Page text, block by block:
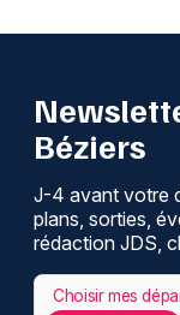
Béziers
J-4 avant votre
plans, sorties,
rédaction JDS,
Choisir mes